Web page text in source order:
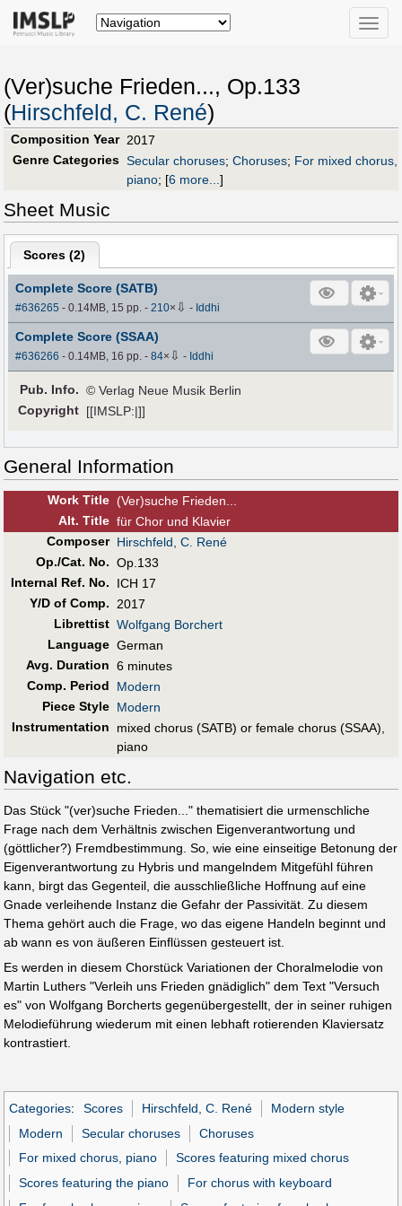
Toggle
(Ver)suche Frieden..., Op.133
(Hirschfeld, C. René)
Composition Year 2017
Genre Categories Secular choruses; Choruses; For mixed chorus,
piano; [6 more...]
Sheet Music
Scores (2)
Complete Score (SATB)
#636265 - 0.14MB, 15 pp.-210× ⇩ - Iddhi
Complete Score (SSAA)
#636266 - 0.14MB, 16 pp.-84× ⇩ - Iddhi
Pub. Info. © Verlag Neue Musik Berlin
Copyright [[IMSLP:|]]
General Information
Work Title (Ver)suche Frieden...
Alt. Title für Chor und Klavier
Composer Hirschfeld, C. René
Op./Cat. No. Op.133
Internal Ref. No.
ICH 17
Y/D of Comp. 2017
Librettist Wolfgang Borchert
Language German
Avg. Duration 6 minutes
Comp. Period
Modern
Piece Style Modern
Instrumentation
mixed chorus (SATB) or female chorus (SSAA),
piano
Navigation etc.
Das Stück "(ver)suche Frieden..." thematisiert die urmenschliche
Frage nach dem Verhältnis zwischen Eigenverantwortung und
(göttlicher?) Fremdbestimmung. So, wie eine einseitige Betonung der
Eigenverantwortung zu Hybris und mangelndem Mitgefühl führen
kann, birgt das Gegenteil, die ausschließliche Hoffnung auf eine
Gnade verleihende Instanz die Gefahr der Passivität. Zu diesem
Thema gehört auch die Frage, wo das eigene Handeln beginnt und
ab wann es von äußeren Einflüssen gesteuert ist.
Es werden in diesem Chorstück Variationen der Choralmelodie von
Martin Luthers "Verleih uns Frieden gnädiglich" dem Text "Versuch
es" von Wolfgang Borcherts gegenübergestellt, der in seiner ruhigen
Melodieführung wiederum mit einen lebhaft rotierenden Klaviersatz
kontrastiert.
Categories: Scores Hirschfeld, C. René
Modern style
Modern
Secular choruses
Choruses
For mixed chorus, piano
Scores featuring mixed chorus
Scores featuring the piano
For chorus with keyboard